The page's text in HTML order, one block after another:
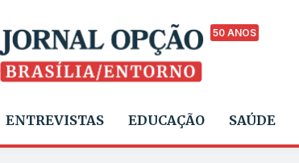
50 ANOS
ENTREVISTAS EDUCAÇÃO SAÚDE